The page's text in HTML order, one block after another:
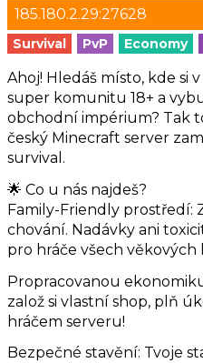
185.180.2.29:27628
Survival PvP Economy
Ahoj! Hledáš místo, kde si
super komunitu 18+ a
obchodní impérium? Tak
český Minecraft server
survival.
🌟 Co u nás najdeš?
Family-Friendly prostředí:
chování. Nadávky ani
pro hráče všech věkových
Propracovanou
založ si vlastní shop, plň
hráčem serveru!
Bezpečné stavění: Tvoje